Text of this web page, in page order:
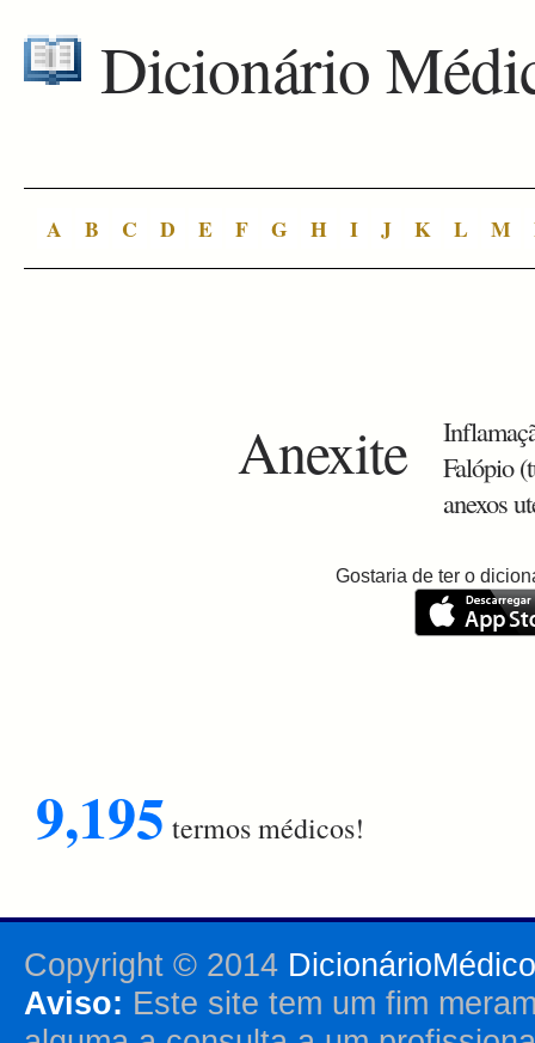
Dicionário
A B C D E F G H I J K L M
Anexite
Falópio
anexos
Gostaria de ter o
9,195 termos médicos!
Copyright © 2014
Aviso: Este site tem um fim